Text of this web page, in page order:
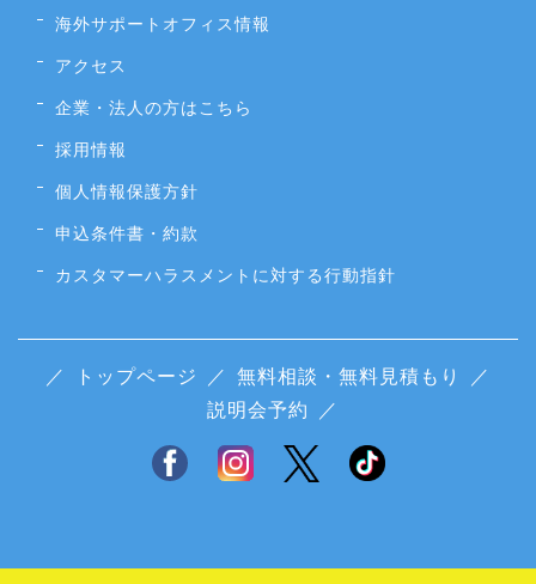
海外サポートオフィス情報
アクセス
企業・法人の方はこちら
採用情報
個人情報保護方針
申込条件書・約款
カスタマーハラスメントに対する行動指針
／ トップページ ／ 無料相談・無料見積もり
／
説明会予約 ／